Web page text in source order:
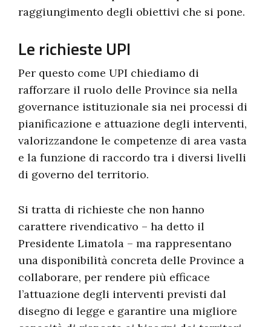
raggiungimento degli obiettivi che si pone.
Le richieste UPI
Per questo come UPI chiediamo di
rafforzare il ruolo delle Province sia nella
governance istituzionale sia nei processi di
pianificazione e attuazione degli interventi,
valorizzandone le competenze di area vasta
e la funzione di raccordo tra i diversi livelli
di governo del territorio.
Si tratta di richieste che non hanno
carattere rivendicativo – ha detto il
Presidente Limatola – ma rappresentano
una disponibilità concreta delle Province a
collaborare, per rendere più efficace
l’attuazione degli interventi previsti dal
disegno di legge e garantire una migliore